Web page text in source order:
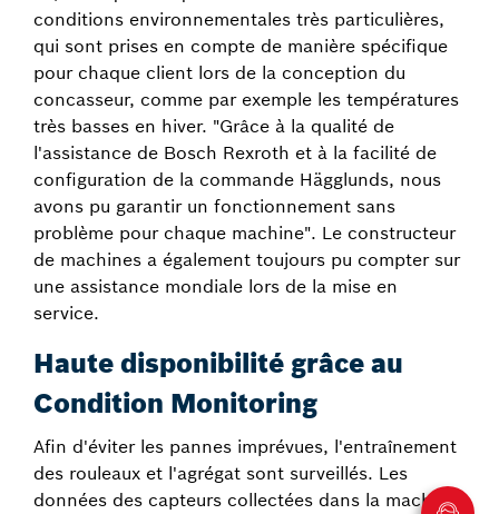
conditions environnementales très particulières,
qui sont prises en compte de manière spécifique
pour chaque client lors de la conception du
concasseur, comme par exemple les températures
très basses en hiver. "Grâce à la qualité de
l'assistance de Bosch Rexroth et à la facilité de
configuration de la commande Hägglunds, nous
avons pu garantir un fonctionnement sans
problème pour chaque machine". Le constructeur
de machines a également toujours pu compter sur
une assistance mondiale lors de la mise en
service.
Haute disponibilité grâce au
Condition Monitoring
Afin d'éviter les pannes imprévues, l'entraînement
des rouleaux et l'agrégat sont surveillés. Les
données des capteurs collectées dans la machine